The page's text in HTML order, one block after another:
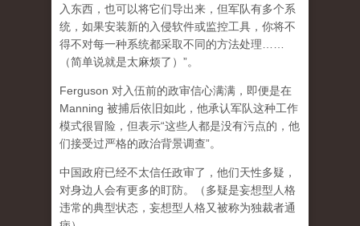
入东西，也可以将它们导出来，但军队有多个系
统，如果安装新的入侵软件或监控工具，你将不
得不对每一种系统都采取不同的方法处理……
（简单说就是太麻烦了）”。
Ferguson 对入伍前的政审信心满满，即便是在
Manning 被捕后依旧如此，他承认军队这种工作
模式很冒险，但表示“这些人都是没有污点的，他
们接受过严格的政治背景调查”。
中国政府已经不太信任政审了，他们天性多疑，
对身边人会有更多的盯防。（多疑是妄想型人格
违常的典型状态，妄想型人格又被称为独裁者通